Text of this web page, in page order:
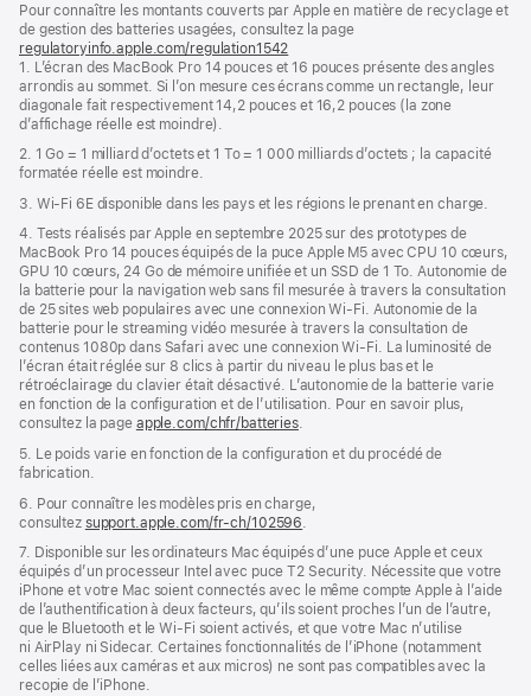
de
page
de
bas
de
page
Pour connaître les montants couverts par Apple en matière de recyclage et
de gestion des batteries usagées, consultez la page
regulatoryinfo.apple.com/regulation1542
dans
une
nouvelle
1. L’écran des MacBook Pro 14 pouces et 16 pouces présente des angles
arrondis au sommet. Si l’on mesure ces écrans comme un rectangle, leur
diagonale fait respectivement 14,2 pouces et 16,2 pouces (la zone
d’affichage réelle est moindre).
2. 1 Go = 1 milliard d’octets et 1 To = 1 000 milliards d’octets ; la capacité
formatée réelle est moindre.
3. Wi-Fi 6E disponible dans les pays et les régions le prenant en charge.
4. Tests réalisés par Apple en septembre 2025 sur des prototypes de
MacBook Pro 14 pouces équipés de la puce Apple M5 avec CPU 10 cœurs,
GPU 10 cœurs, 24 Go de mémoire unifiée et un SSD de 1 To. Autonomie de
la batterie pour la navigation web sans fil mesurée à travers la consultation
de 25 sites web populaires avec une connexion Wi-Fi. Autonomie de la
batterie pour le streaming vidéo mesurée à travers la consultation de
contenus 1080p dans Safari avec une connexion Wi-Fi. La luminosité de
l’écran était réglée sur 8 clics à partir du niveau le plus bas et le
rétroéclairage du clavier était désactivé. L’autonomie de la batterie varie
en fonction de la configuration et de l’utilisation. Pour en savoir plus,
consultez la page apple.com/chfr/batteries.
5. Le poids varie en fonction de la configuration et du procédé de
fabrication.
6. Pour connaître les modèles pris en charge,
consultez support.apple.com/fr-ch/102596
7. Disponible sur les ordinateurs Mac équipés d’une puce Apple et ceux
équipés d’un processeur Intel avec puce T2 Security. Nécessite que votre
iPhone et votre Mac soient connectés avec le même compte Apple à l’aide
de l’authentification à deux facteurs, qu’ils soient proches l’un de l’autre,
que le Bluetooth et le Wi-Fi soient activés, et que votre Mac n’utilise
ni AirPlay ni Sidecar. Certaines fonctionnalités de l’iPhone (notamment
celles liées aux caméras et aux micros) ne sont pas compatibles avec la
recopie de l’iPhone.